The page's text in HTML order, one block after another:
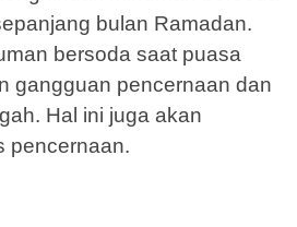
bulan Ramadan.
bersoda saat puasa
gangguan pencernaan dan
Hal ini juga akan
pencernaan.